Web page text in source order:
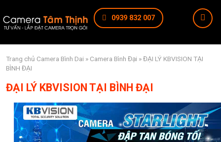
0939 832 007
Trang chủ Camera Bình Dai » Camera Bình Đại » ĐẠI LÝ KBVISION TẠI
BÌNH ĐẠI
ĐẠI LÝ KBVISION TẠI BÌNH ĐẠI